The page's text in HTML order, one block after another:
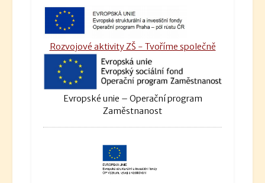
Rozvojové aktivity ZŠ - Tvoříme společně
Evropské unie – Operační program
Zaměstnanost